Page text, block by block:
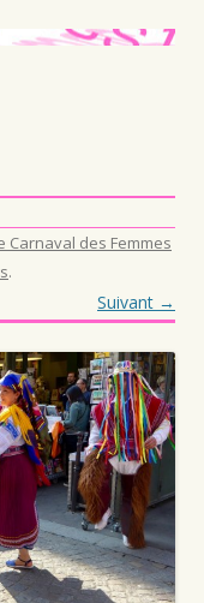
contenu principal
Carnaval des Femmes
.
Suivant →